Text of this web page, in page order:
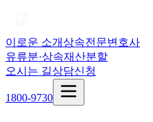
이로운 소개상속전문변호사
유류분·상속재산분할
오시는 길상담신청
1800-9730